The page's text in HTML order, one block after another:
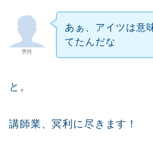
男性
あぁ、アイツは意
てたんだな
と。
講師業、冥利に尽きます！